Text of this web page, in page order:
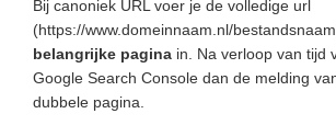
Bij canoniek URL voer je de volledige url
(https://www.domeinnaam.nl/
belangrijke pagina in. Na verloop van tijd
Google Search Console dan de melding
dubbele pagina.